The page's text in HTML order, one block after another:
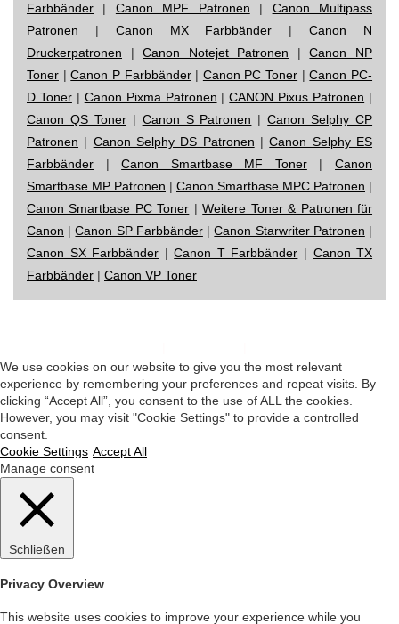
Farbbänder | Canon MPF Patronen | Canon Multipass
Patronen | Canon MX Farbbänder |Canon N
Druckerpatronen |Canon Notejet Patronen |Canon NP
Toner |Canon P Farbbänder| Canon PC Toner |Canon PC-
D Toner| Canon Pixma Patronen |CANON Pixus Patronen |
Canon QS Toner| Canon S Patronen |Canon Selphy CP
Patronen | Canon Selphy DS Patronen |Canon Selphy ES
Farbbänder |Canon Smartbase MF Toner|Canon
Smartbase MP Patronen | Canon Smartbase MPC Patronen |
Canon Smartbase PC Toner |Weitere Toner & Patronen für
Canon |Canon SP Farbbänder|Canon Starwriter Patronen |
Canon SX Farbbänder |Canon T Farbbänder | Canon TX
Farbbänder | Canon VP Toner
We use cookies on our website to give you the most relevant
experience by remembering your preferences and repeat visits. By
clicking “Accept All”, you consent to the use of ALL the cookies.
However, you may visit "Cookie Settings" to provide a controlled
consent.
Cookie Settings Accept All
Manage consent
Schließen
Privacy Overview
This website uses cookies to improve your experience while you